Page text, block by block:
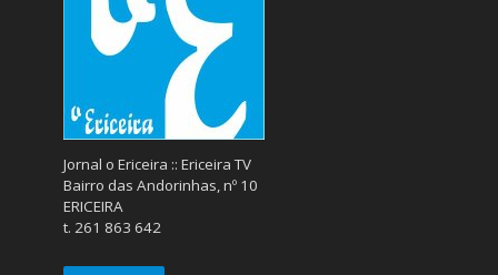
Jornal o Ericeira :: Ericeira TV
Bairro das Andorinhas, nº 10
ERICEIRA
t. 261 863 642